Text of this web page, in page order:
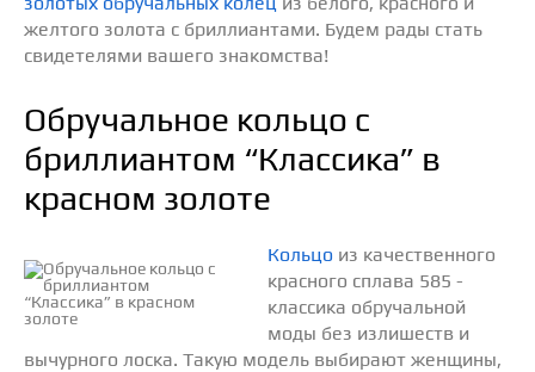
желтого золота с бриллиантами. Будем рады стать
свидетелями вашего знакомства!
Обручальное кольцо с
бриллиантом “Классика” в
красном золоте
Кольцо из качественного
красного сплава 585 -
классика обручальной
моды без излишеств и
вычурного лоска. Такую модель выбирают женщины,